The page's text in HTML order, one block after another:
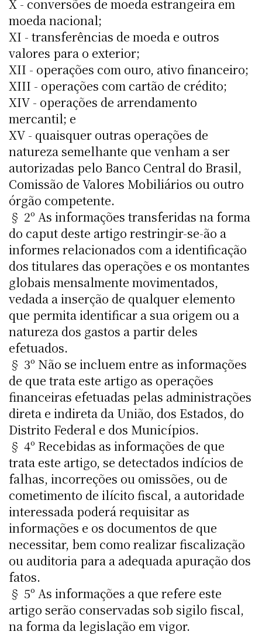
X - conversões de moeda estrangeira em
moeda nacional;
XI - transferências de moeda e outros
valores para o exterior;
XII - operações com ouro, ativo financeiro;
XIII - operações com cartão de crédito;
XIV - operações de arrendamento
mercantil; e
XV - quaisquer outras operações de
natureza semelhante que venham a ser
autorizadas pelo Banco Central do Brasil,
Comissão de Valores Mobiliários ou outro
órgão competente.
§ 2º As informações transferidas na forma
do caput deste artigo restringir-se-ão a
informes relacionados com a identificação
dos titulares das operações e os montantes
globais mensalmente movimentados,
vedada a inserção de qualquer elemento
que permita identificar a sua origem ou a
natureza dos gastos a partir deles
efetuados.
§ 3º Não se incluem entre as informações
de que trata este artigo as operações
financeiras efetuadas pelas administrações
direta e indireta da União, dos Estados, do
Distrito Federal e dos Municípios.
§ 4º Recebidas as informações de que
trata este artigo, se detectados indícios de
falhas, incorreções ou omissões, ou de
cometimento de ilícito fiscal, a autoridade
interessada poderá requisitar as
informações e os documentos de que
necessitar, bem como realizar fiscalização
ou auditoria para a adequada apuração dos
fatos.
§ 5º As informações a que refere este
artigo serão conservadas sob sigilo fiscal,
na forma da legislação em vigor.